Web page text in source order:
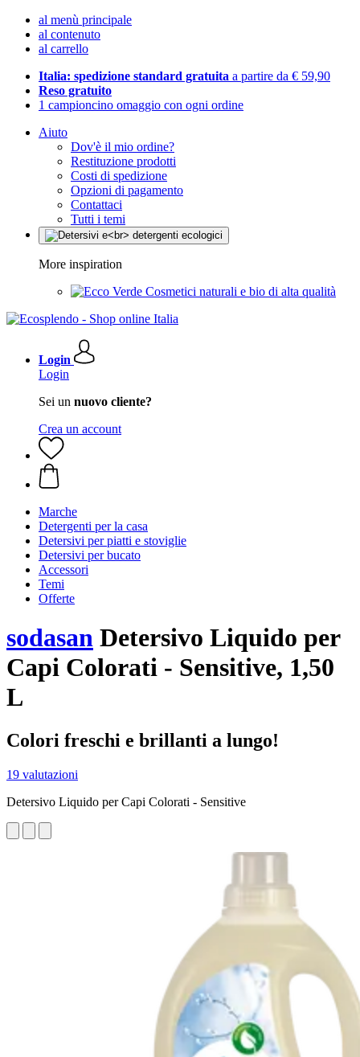
al menù principale
al contenuto
al carrello
Italia: spedizione standard gratuita a partire da € 59,90
Reso gratuito
1 campioncino omaggio con ogni ordine
Aiuto
Dov'è il mio ordine?
Restituzione prodotti
Costi di spedizione
Opzioni di pagamento
Contattaci
Tutti i temi
More inspiration
Cosmetici naturali e bio di alta qualità
Login
Login
Sei un nuovo cliente?
Crea un account
Marche
Detergenti per la casa
Detersivi per piatti e stoviglie
Detersivi per bucato
Accessori
Temi
Offerte
sodasan Detersivo Liquido per
Capi Colorati - Sensitive, 1,50
L
Colori freschi e brillanti a lungo!
19 valutazioni
Detersivo Liquido per Capi Colorati - Sensitive